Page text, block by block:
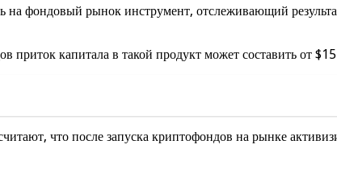
на фондовый рынок инструмент, отслеживающий
капитала в такой продукт может составить от
что после запуска криптофондов на рынке